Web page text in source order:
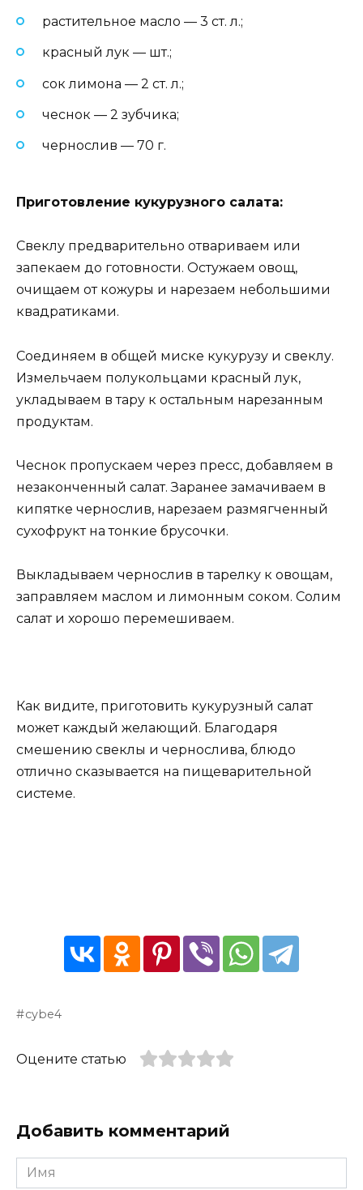
растительное масло — 3 ст. л.;
красный лук — шт.;
сок лимона — 2 ст. л.;
чеснок — 2 зубчика;
чернослив — 70 г.
Приготовление кукурузного салата:
Свеклу предварительно отвариваем или
запекаем до готовности. Остужаем овощ,
очищаем от кожуры и нарезаем небольшими
квадратиками.
Соединяем в общей миске кукурузу и свеклу.
Измельчаем полукольцами красный лук,
укладываем в тару к остальным нарезанным
продуктам.
Чеснок пропускаем через пресс, добавляем в
незаконченный салат. Заранее замачиваем в
кипятке чернослив, нарезаем размягченный
сухофрукт на тонкие брусочки.
Выкладываем чернослив в тарелку к овощам,
заправляем маслом и лимонным соком. Солим
салат и хорошо перемешиваем.
Как видите, приготовить кукурузный салат
может каждый желающий. Благодаря
смешению свеклы и чернослива, блюдо
отлично сказывается на пищеварительной
системе.
cybe4
Оцените статью
Добавить комментарий
Имя
*